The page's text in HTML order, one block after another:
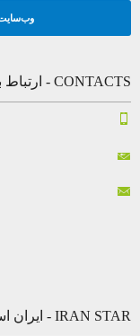
CONTACTS - ارتباط با ما
IRAN STAR - ایران استار